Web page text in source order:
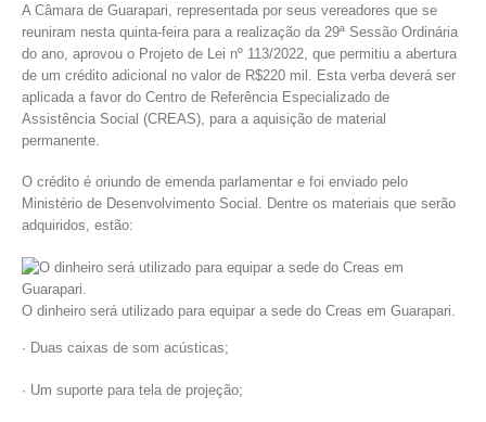
A Câmara de Guarapari, representada por seus vereadores que se
reuniram nesta quinta-feira para a realização da 29ª Sessão Ordinária
do ano, aprovou o Projeto de Lei nº 113/2022, que permitiu a abertura
de um crédito adicional no valor de R$220 mil. Esta verba deverá ser
aplicada a favor do Centro de Referência Especializado de
Assistência Social (CREAS), para a aquisição de material
permanente.
O crédito é oriundo de emenda parlamentar e foi enviado pelo
Ministério de Desenvolvimento Social. Dentre os materiais que serão
adquiridos, estão:
O dinheiro será utilizado para equipar a sede do Creas em Guarapari.
· Duas caixas de som acústicas;
· Um suporte para tela de projeção;